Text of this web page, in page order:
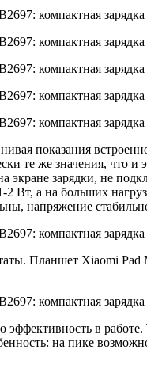
показания
те же значения, что
экране зарядки, не
Вт, а на больших
напряжение
Планшет Xiaomi
в
на пике